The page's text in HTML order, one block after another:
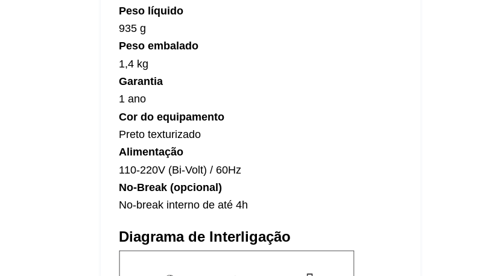
Peso líquido
935 g
Peso embalado
1,4 kg
Garantia
1 ano
Cor do equipamento
Preto texturizado
Alimentação
110-220V (Bi-Volt) / 60Hz
No-Break (opcional)
No-break interno de até 4h
Diagrama de Interligação